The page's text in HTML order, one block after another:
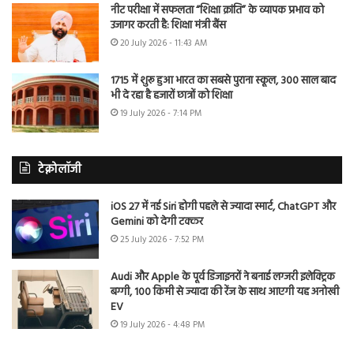
नीट परीक्षा में सफलता “शिक्षा क्रांति” के व्यापक प्रभाव को
उजागर करती है: शिक्षा मंत्री बैंस
20 July 2026 - 11:43 AM
1715 में शुरू हुआ भारत का सबसे पुराना स्कूल, 300 साल बाद
भी दे रहा है हजारों छात्रों को शिक्षा
19 July 2026 - 7:14 PM
टेक्नोलॉजी
iOS 27 में नई Siri होगी पहले से ज्यादा स्मार्ट, ChatGPT और
Gemini को देगी टक्कर
25 July 2026 - 7:52 PM
Audi और Apple के पूर्व डिजाइनरों ने बनाई लग्जरी इलेक्ट्रिक
बग्गी, 100 किमी से ज्यादा की रेंज के साथ आएगी यह अनोखी
EV
19 July 2026 - 4:48 PM